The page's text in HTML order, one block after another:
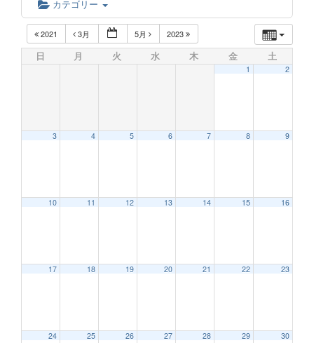
カテゴリー
2021 3月 5月 2023
日 月 火 水 木 金 土
1 2
3 4 5 6 7 8 9
10 11 12 13 14 15 16
17 18 19 20 21 22 23
24 25 26 27 28 29 30